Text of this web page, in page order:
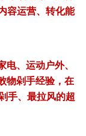
容运营、转化能
、运动户外、
物剁手经验，在
手、最拉风的超